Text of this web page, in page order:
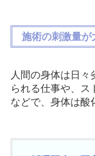
施術の刺激量が
人間の身体は日
られる仕事や、
などで、身体は酸